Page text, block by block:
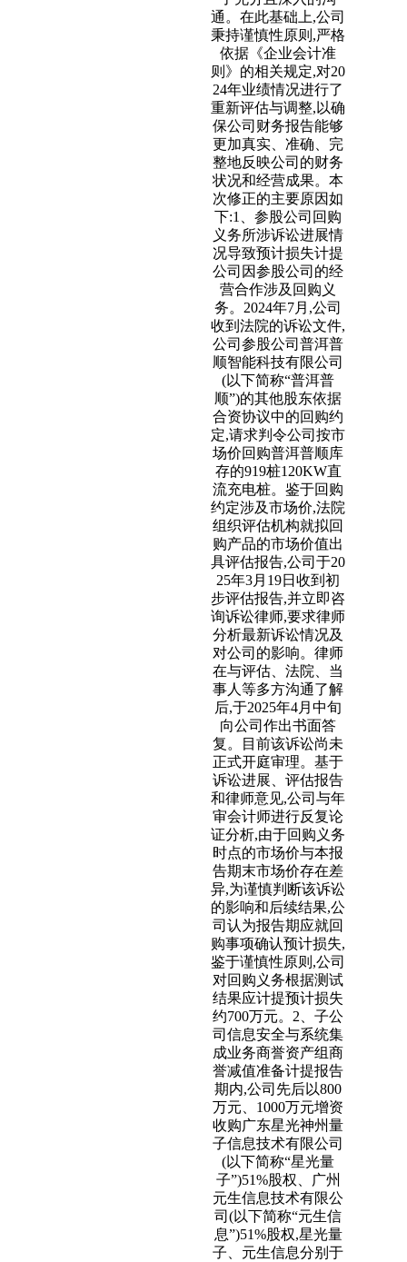
通。在此基础上,公司
秉持谨慎性原则,严格
依据《企业会计准
则》的相关规定,对20
24年业绩情况进行了
重新评估与调整,以确
保公司财务报告能够
更加真实、准确、完
整地反映公司的财务
状况和经营成果。本
次修正的主要原因如
下:1、参股公司回购
义务所涉诉讼进展情
况导致预计损失计提
公司因参股公司的经
营合作涉及回购义
务。2024年7月,公司
收到法院的诉讼文件,
公司参股公司普洱普
顺智能科技有限公司
(以下简称“普洱普
顺”)的其他股东依据
合资协议中的回购约
定,请求判令公司按市
场价回购普洱普顺库
存的919桩120KW直
流充电桩。鉴于回购
约定涉及市场价,法院
组织评估机构就拟回
购产品的市场价值出
具评估报告,公司于20
25年3月19日收到初
步评估报告,并立即咨
询诉讼律师,要求律师
分析最新诉讼情况及
对公司的影响。律师
在与评估、法院、当
事人等多方沟通了解
后,于2025年4月中旬
向公司作出书面答
复。目前该诉讼尚未
正式开庭审理。基于
诉讼进展、评估报告
和律师意见,公司与年
审会计师进行反复论
证分析,由于回购义务
时点的市场价与本报
告期末市场价存在差
异,为谨慎判断该诉讼
的影响和后续结果,公
司认为报告期应就回
购事项确认预计损失,
鉴于谨慎性原则,公司
对回购义务根据测试
结果应计提预计损失
约700万元。2、子公
司信息安全与系统集
成业务商誉资产组商
誉减值准备计提报告
期内,公司先后以800
万元、1000万元增资
收购广东星光神州量
子信息技术有限公司
(以下简称“星光量
子”)51%股权、广州
元生信息技术有限公
司(以下简称“元生信
息”)51%股权,星光量
子、元生信息分别于